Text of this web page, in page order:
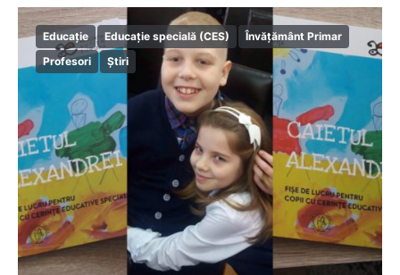
Educație Educație specială (CES)
Învățământ Primar
Profesori
Știri